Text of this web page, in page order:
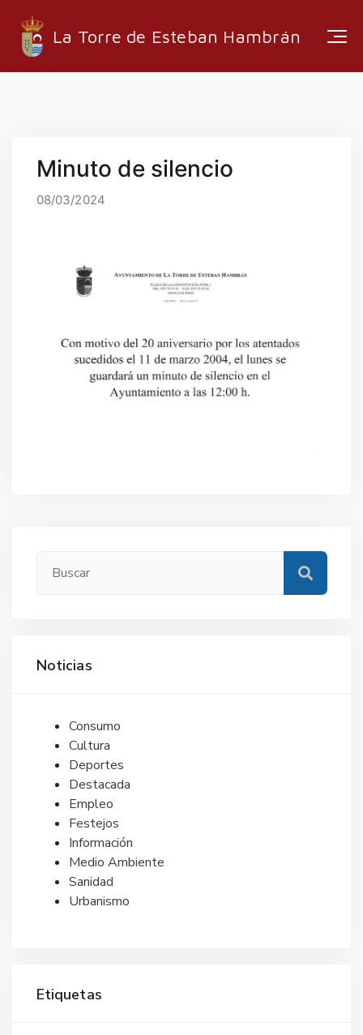
La Torre de Esteban Hambrán
EMPRESAS LOCALES
EMPLEO
SANIDAD
DEPORTES
Minuto de silencio
08/03/2024
Noticias
Consumo
Cultura
Deportes
Destacada
Empleo
Festejos
Información
Medio Ambiente
Sanidad
Urbanismo
Etiquetas